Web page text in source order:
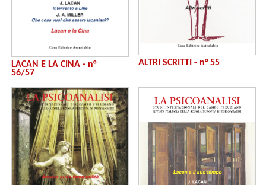
LACAN E LA CINA - n°
56/57
ALTRI SCRITTI - n° 55